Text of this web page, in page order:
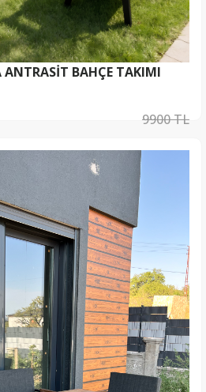
ANTRASİT BAHÇE TAKIMI
9900 TL